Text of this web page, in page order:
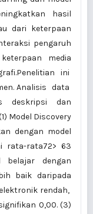
hasil
dari keterpaan
pengaruh
media
ini
Analisis data
deskripsi dan
Model Discovery
dengan model
rata-rata72> 63
belajar dengan
baik daripada
rendah,
0,00. (3)